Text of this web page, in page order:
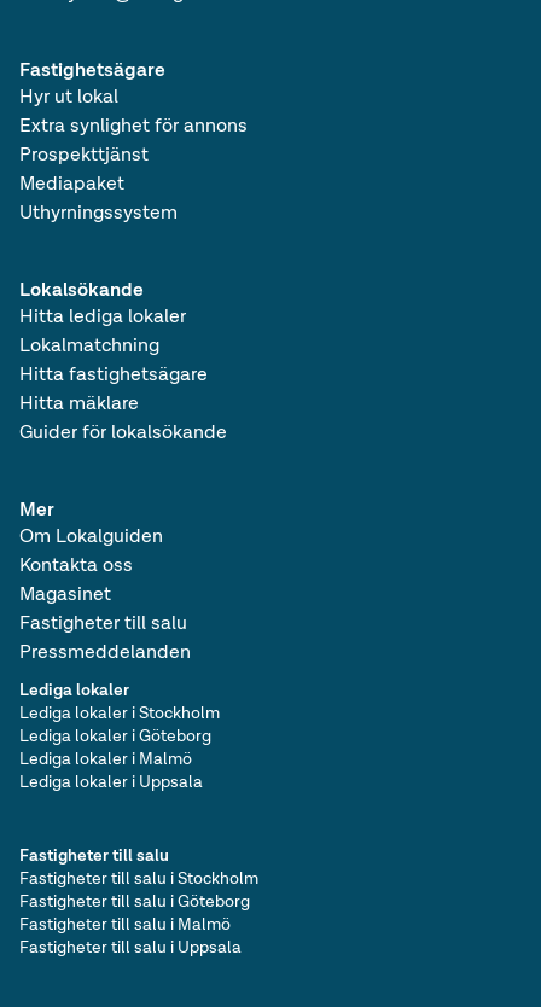
Lokalsökande
Hitta lediga lokaler
Lokalmatchning
Hitta fastighetsägare
Hitta mäklare
Guider för lokalsökande
Fastighetsägare
Hyr ut lokal
Extra synlighet för annons
Prospekttjänst
Mediapaket
Uthyrningssystem
Mer
Om Lokalguiden
Kontakta oss
Magasinet
Fastigheter till salu
Pressmeddelanden
Lediga lokaler
Lediga lokaler i Stockholm
Lediga lokaler i Göteborg
Lediga lokaler i Malmö
Lediga lokaler i Uppsala
Fastigheter till salu
Fastigheter till salu i Stockholm
Fastigheter till salu i Göteborg
Fastigheter till salu i Malmö
Fastigheter till salu i Uppsala